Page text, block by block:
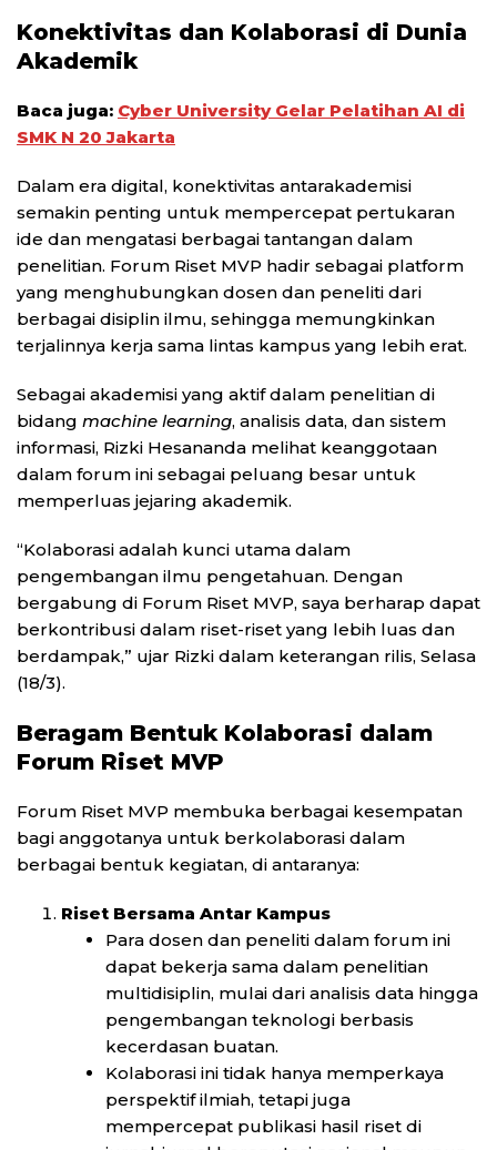
Konektivitas dan Kolaborasi di Dunia
Akademik
Baca juga: Cyber University Gelar Pelatihan AI di
SMK N 20 Jakarta
Dalam era digital, konektivitas antarakademisi
semakin penting untuk mempercepat pertukaran
ide dan mengatasi berbagai tantangan dalam
penelitian. Forum Riset MVP hadir sebagai platform
yang menghubungkan dosen dan peneliti dari
berbagai disiplin ilmu, sehingga memungkinkan
terjalinnya kerja sama lintas kampus yang lebih erat.
Sebagai akademisi yang aktif dalam penelitian di
bidang machine learning, analisis data, dan sistem
informasi, Rizki Hesananda melihat keanggotaan
dalam forum ini sebagai peluang besar untuk
memperluas jejaring akademik.
“Kolaborasi adalah kunci utama dalam
pengembangan ilmu pengetahuan. Dengan
bergabung di Forum Riset MVP, saya berharap dapat
berkontribusi dalam riset-riset yang lebih luas dan
berdampak,” ujar Rizki dalam keterangan rilis, Selasa
(18/3).
Beragam Bentuk Kolaborasi dalam
Forum Riset MVP
Forum Riset MVP membuka berbagai kesempatan
bagi anggotanya untuk berkolaborasi dalam
berbagai bentuk kegiatan, di antaranya:
Riset Bersama Antar Kampus
Para dosen dan peneliti dalam forum ini
dapat bekerja sama dalam penelitian
multidisiplin, mulai dari analisis data hingga
pengembangan teknologi berbasis
kecerdasan buatan.
Kolaborasi ini tidak hanya memperkaya
perspektif ilmiah, tetapi juga
mempercepat publikasi hasil riset di